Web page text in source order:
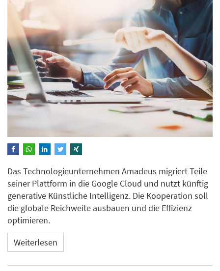
Das Technologieunternehmen Amadeus migriert Teile
seiner Plattform in die Google Cloud und nutzt künftig
generative Künstliche Intelligenz. Die Kooperation soll
die globale Reichweite ausbauen und die Effizienz
optimieren.
Weiterlesen